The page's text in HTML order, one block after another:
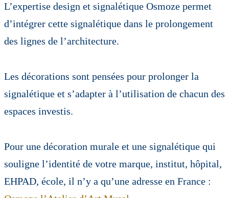
L’expertise design et signalétique Osmoze permet
d’intégrer cette signalétique dans le prolongement
des lignes de l’architecture.
Les décorations sont pensées pour prolonger la
signalétique et s’adapter à l’utilisation de chacun des
espaces investis.
Pour une décoration murale et une signalétique qui
souligne l’identité de votre marque, institut, hôpital,
EHPAD, école, il n’y a qu’une adresse en France :